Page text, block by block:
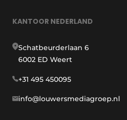
KANTOOR NEDERLAND
Schatbeurderlaan 6
6002 ED Weert
+31 495 450095
info@louwersmediagroep.nl